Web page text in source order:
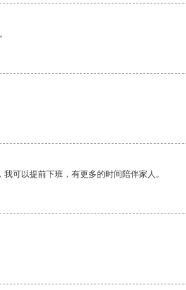
可以提前下班，有更多的时间陪伴家人。